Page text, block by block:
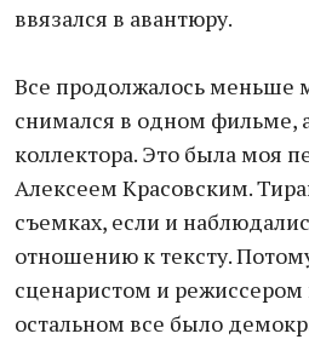
ввязался в авантюру.
Все продолжалось меньше
снимался в одном фильме,
коллектора. Это была моя
Алексеем Красовским.
съемках, если и
отношению к тексту.
сценаристом и
остальном все было